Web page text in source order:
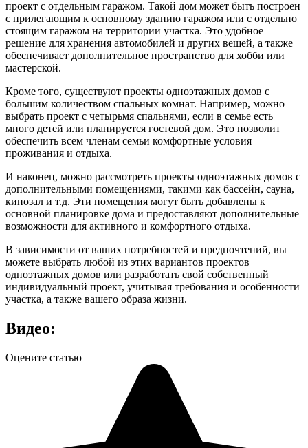
проект с отдельным гаражом. Такой дом может быть построен
с прилегающим к основному зданию гаражом или с отдельно
стоящим гаражом на территории участка. Это удобное
решение для хранения автомобилей и других вещей, а также
обеспечивает дополнительное пространство для хобби или
мастерской.
Кроме того, существуют проекты одноэтажных домов с
большим количеством спальных комнат. Например, можно
выбрать проект с четырьмя спальнями, если в семье есть
много детей или планируется гостевой дом. Это позволит
обеспечить всем членам семьи комфортные условия
проживания и отдыха.
И наконец, можно рассмотреть проекты одноэтажных домов с
дополнительными помещениями, такими как бассейн, сауна,
кинозал и т.д. Эти помещения могут быть добавлены к
основной планировке дома и предоставляют дополнительные
возможности для активного и комфортного отдыха.
В зависимости от ваших потребностей и предпочтений, вы
можете выбрать любой из этих вариантов проектов
одноэтажных домов или разработать свой собственный
индивидуальный проект, учитывая требования и особенности
участка, а также вашего образа жизни.
Видео:
Оцените статью